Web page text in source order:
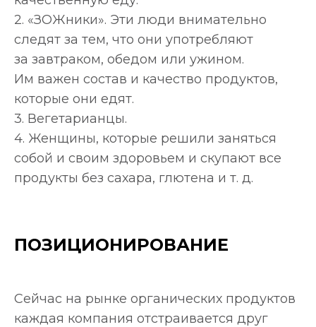
2. «ЗОЖники». Эти люди внимательно
следят за тем, что они употребляют
за завтраком, обедом или ужином.
Им важен состав и качество продуктов,
которые они едят.
3. Вегетарианцы.
4. Женщины, которые решили заняться
собой и своим здоровьем и скупают все
продукты без сахара, глютена и т. д.
ПОЗИЦИОНИРОВАНИЕ
Сейчас на рынке органических продуктов
каждая компания отстраивается друг